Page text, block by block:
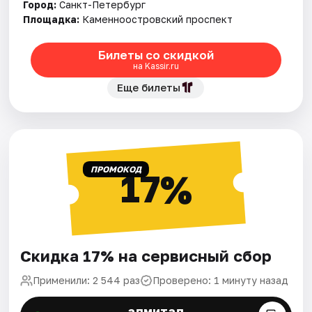
Город: Санкт-Петербург
Площадка: Каменноостровский проспект
Билеты со скидкой
на Kassir.ru
Еще билеты
ПРОМОКОД17%
Скидка 17% на сервисный сбор
Применили: 2 544 раз Проверено: 1 минуту назад